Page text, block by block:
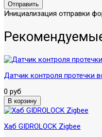
Отправить
Инициализация отправки
Датчик контроля протечки
0 руб
Хаб GIDROLOCK Zigbee